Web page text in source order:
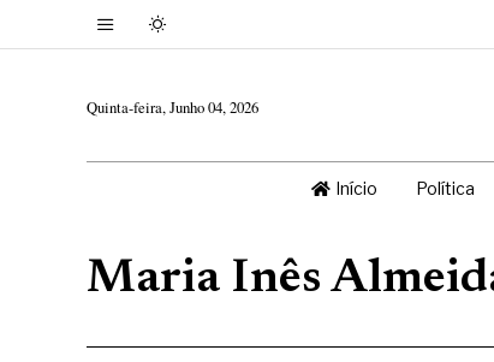
Quinta-feira, Junho 04, 2026
Início Política
Maria Inês